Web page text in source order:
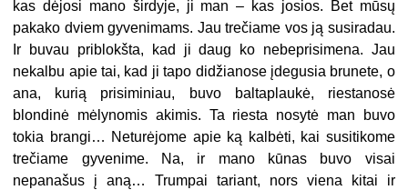
kas dėjosi mano širdyje, ji man – kas josios. Bet mūsų
pakako dviem gyvenimams. Jau trečiame vos ją susiradau.
Ir buvau priblokšta, kad ji daug ko nebeprisimena. Jau
nekalbu apie tai, kad ji tapo didžianose įdegusia brunete, o
ana, kurią prisiminiau, buvo baltaplaukė, riestanosė
blondinė mėlynomis akimis. Ta riesta nosytė man buvo
tokia brangi… Neturėjome apie ką kalbėti, kai susitikome
trečiame gyvenime. Na, ir mano kūnas buvo visai
nepanašus į aną… Trumpai tariant, nors viena kitai ir